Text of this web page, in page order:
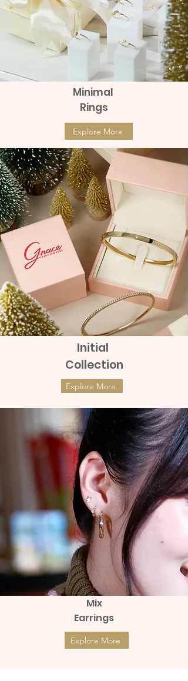
Minimal
Rings
Explore More
Initial
Collection
Explore More
Mix
Earrings
Explore More